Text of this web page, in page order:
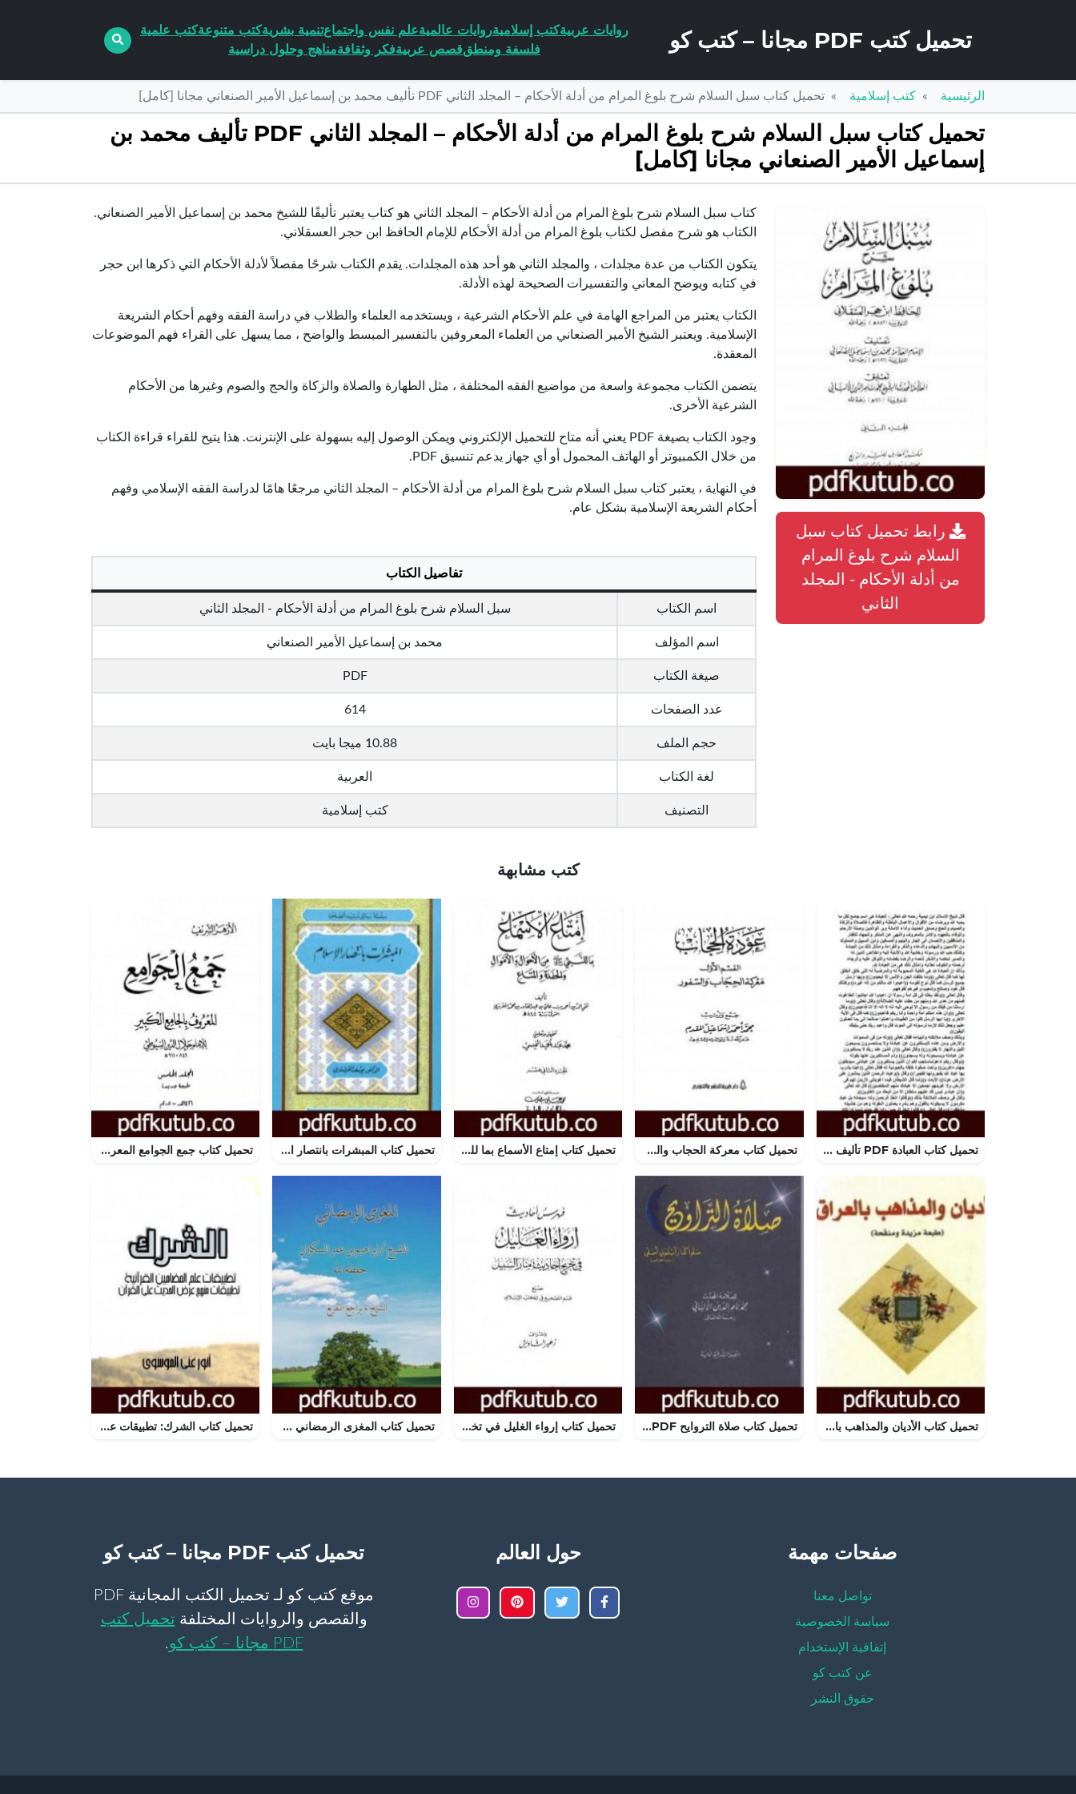
تحميل كتب PDF مجانا – كتب كو روايات عربيةكتب إسلاميةروايات عالميةعلم نفس واجتماعتنمية بشريةكتب متنوعةكتب علمية
فلسفة ومنطققصص عربيةفكر وثقافةمناهج وحلول دراسية
الرئيسية كتب إسلامية تحميل كتاب سبل السلام شرح بلوغ المرام من أدلة الأحكام – المجلد الثاني PDF تأليف محمد بن إسماعيل الأمير الصنعاني مجانا [كامل]
تحميل كتاب سبل السلام شرح بلوغ المرام من أدلة الأحكام – المجلد الثاني PDF تأليف محمد بن
إسماعيل الأمير الصنعاني مجانا [كامل]
رابط تحميل كتاب سبل
السلام شرح بلوغ المرام
من أدلة الأحكام - المجلد
الثاني
كتاب سبل السلام شرح بلوغ المرام من أدلة الأحكام – المجلد الثاني هو كتاب يعتبر تأليفًا للشيخ محمد بن إسماعيل الأمير الصنعاني.
الكتاب هو شرح مفصل لكتاب بلوغ المرام من أدلة الأحكام للإمام الحافظ ابن حجر العسقلاني.
يتكون الكتاب من عدة مجلدات ، والمجلد الثاني هو أحد هذه المجلدات. يقدم الكتاب شرحًا مفصلاً لأدلة الأحكام التي ذكرها ابن حجر
في كتابه ويوضح المعاني والتفسيرات الصحيحة لهذه الأدلة.
الكتاب يعتبر من المراجع الهامة في علم الأحكام الشرعية ، ويستخدمه العلماء والطلاب في دراسة الفقه وفهم أحكام الشريعة
الإسلامية. ويعتبر الشيخ الأمير الصنعاني من العلماء المعروفين بالتفسير المبسط والواضح ، مما يسهل على القراء فهم الموضوعات
المعقدة.
يتضمن الكتاب مجموعة واسعة من مواضيع الفقه المختلفة ، مثل الطهارة والصلاة والزكاة والحج والصوم وغيرها من الأحكام
الشرعية الأخرى.
وجود الكتاب بصيغة PDF يعني أنه متاح للتحميل الإلكتروني ويمكن الوصول إليه بسهولة على الإنترنت. هذا يتيح للقراء قراءة الكتاب
من خلال الكمبيوتر أو الهاتف المحمول أو أي جهاز يدعم تنسيق PDF.
في النهاية ، يعتبر كتاب سبل السلام شرح بلوغ المرام من أدلة الأحكام – المجلد الثاني مرجعًا هامًا لدراسة الفقه الإسلامي وفهم
أحكام الشريعة الإسلامية بشكل عام.
تفاصيل الكتاب
اسم الكتاب سبل السلام شرح بلوغ المرام من أدلة الأحكام - المجلد الثاني
اسم المؤلف محمد بن إسماعيل الأمير الصنعاني
صيغة الكتاب PDF
عدد الصفحات 614
حجم الملف 10.88 ميجا بايت
لغة الكتاب العربية
التصنيف كتب إسلامية
كتب مشابهة
تحميل كتاب العبادة PDF تأليف ابن تيمية مجانا [كامل] تحميل كتاب معركة الحجاب والسفور PDF تأليف محمد أحمد إسماعيل المقدم مجانا [كامل] تحميل كتاب إمتاع الأسماع بما للنبي صلى الله عليه وسلم من الأحوال والأموال والحفدة المتاع – الجزء الثاني عشر PDF تأليف تقي الدين المقريزي مجانا [كامل] تحميل كتاب المبشرات بانتصار الإسلام PDF تأليف يوسف القرضاوي مجانا [كامل] تحميل كتاب جمع الجوامع المعروف بالجامع الكبير – المجلد الخامس PDF تأليف جلال الدين السيوطي مجانا [كامل]
تحميل كتاب الأديان والمذاهب بالعراق PDF تأليف رشيد الخيون مجانا [كامل] تحميل كتاب صلاة التروايح PDF تأليف محمد ناصر الدين الألباني مجانا [كامل] تحميل كتاب إرواء الغليل في تخرج أحاديث منار السبيل – الجزء التاسع: الفهارس PDF تأليف محمد ناصر الدين الألباني مجانا [كامل] تحميل كتاب المغزى الرمضاني PDF تأليف إبراهيم بن عمر السكران مجانا [كامل] تحميل كتاب الشرك: تطبيقات علم المضامين القرآنية – تطبيقات منهج عرض الحديث على القرآن PDF تأليف أنور غني الموسوي مجانا [كامل]
صفحات مهمة
تواصل معنا
سياسة الخصوصية
إتفاقية الإستخدام
عن كتب كو
حقوق النشر
حول العالم تحميل كتب PDF مجانا – كتب كو
موقع كتب كو لـ تحميل الكتب المجانية PDF
والقصص والروايات المختلفة تحميل كتب
PDF مجانا – كتب كو
.